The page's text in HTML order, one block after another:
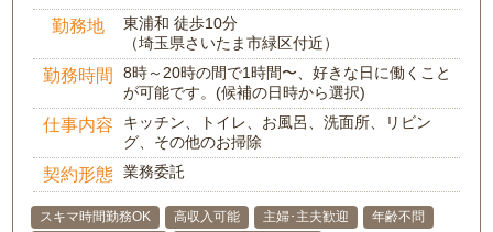
勤務地
東浦和 徒歩10分
（埼玉県さいたま市緑区付近）
勤務時間
8時～20時の間で1時間〜、好きな日に働くこと
が可能です。(候補の日時から選択)
仕事内容
キッチン、トイレ、お風呂、洗面所、リビン
グ、その他のお掃除
契約形態 業務委託
スキマ時間勤務OK 高収入可能 主婦･主夫歓迎
年齢不問